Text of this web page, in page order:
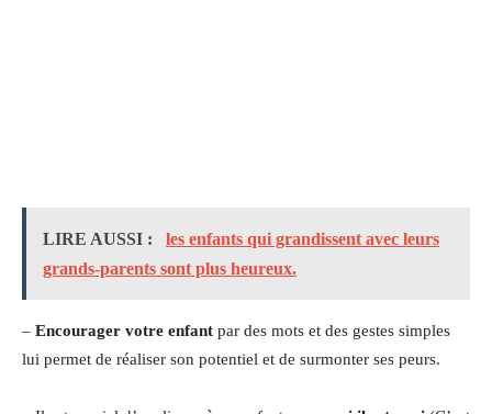
LIRE AUSSI :
les enfants qui grandissent avec leurs
grands-parents sont plus heureux.
– Encourager votre enfant par des mots et des gestes simples
lui permet de réaliser son potentiel et de surmonter ses peurs.